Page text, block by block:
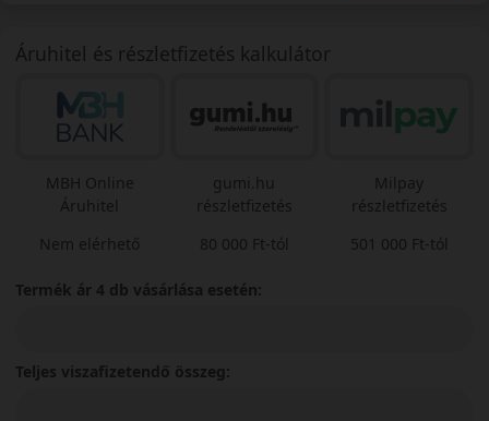
Áruhitel és részletfizetés kalkulátor
MBH Online
Áruhitel
Nem elérhető
gumi.hu
részletfizetés
80 000 Ft-tól
Milpay
részletfizetés
501 000 Ft-tól
Termék ár 4 db vásárlása esetén:
Teljes viszafizetendő összeg: